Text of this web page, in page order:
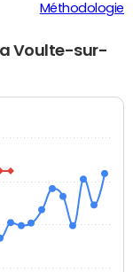
Méthodologie
Voulte-sur-